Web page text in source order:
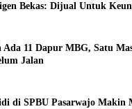
Bekas: Dijual Untuk
11 Dapur MBG, Satu
Jalan
di SPBU Pasarwajo Makin